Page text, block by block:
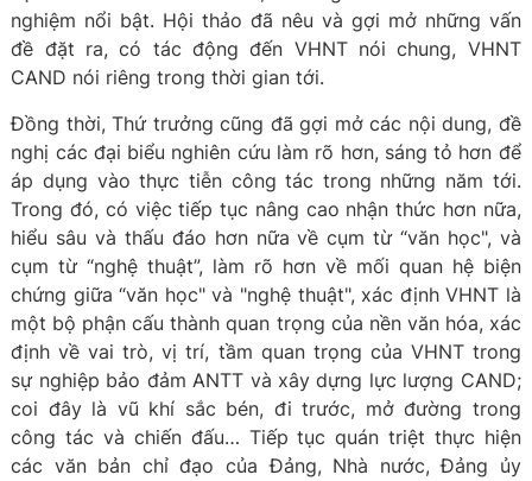
nghiệm nổi bật. Hội thảo đã nêu và gợi mở những vấn
đề đặt ra, có tác động đến VHNT nói chung, VHNT
CAND nói riêng trong thời gian tới.
Đồng thời, Thứ trưởng cũng đã gợi mở các nội dung, đề
nghị các đại biểu nghiên cứu làm rõ hơn, sáng tỏ hơn để
áp dụng vào thực tiễn công tác trong những năm tới.
Trong đó, có việc tiếp tục nâng cao nhận thức hơn nữa,
hiểu sâu và thấu đáo hơn nữa về cụm từ “văn học", và
cụm từ “nghệ thuật”, làm rõ hơn về mối quan hệ biện
chứng giữa “văn học" và "nghệ thuật", xác định VHNT là
một bộ phận cấu thành quan trọng của nền văn hóa, xác
định về vai trò, vị trí, tầm quan trọng của VHNT trong
sự nghiệp bảo đảm ANTT và xây dựng lực lượng CAND;
coi đây là vũ khí sắc bén, đi trước, mở đường trong
công tác và chiến đấu… Tiếp tục quán triệt thực hiện
các văn bản chỉ đạo của Đảng, Nhà nước, Đảng ủy